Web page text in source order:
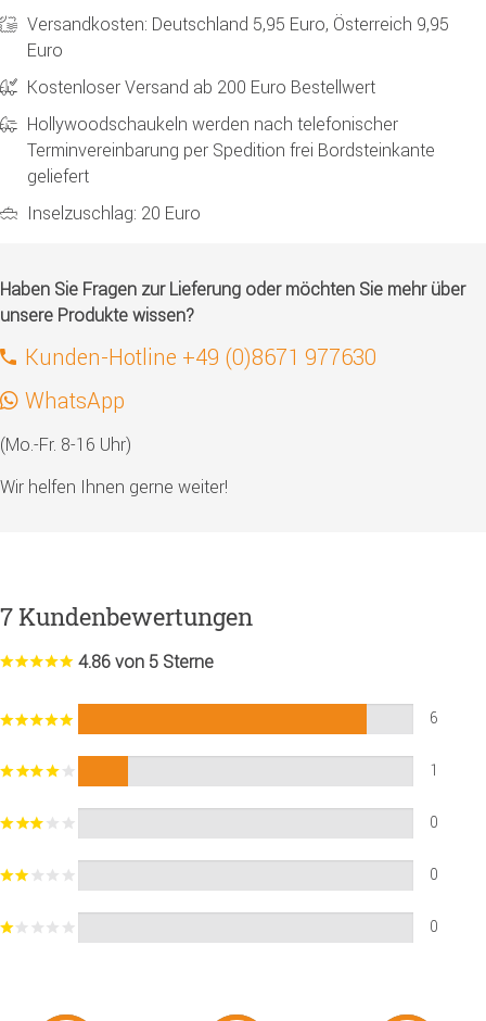
Versandkosten: Deutschland 5,95 Euro, Österreich 9,95
Euro
Kostenloser Versand ab 200 Euro Bestellwert
Hollywoodschaukeln werden nach telefonischer
Terminvereinbarung per Spedition frei Bordsteinkante
geliefert
Inselzuschlag: 20 Euro
Haben Sie Fragen zur Lieferung oder möchten Sie mehr über
unsere Produkte wissen?
Kunden-Hotline +49 (0)8671 977630
WhatsApp
(Mo.-Fr. 8-16 Uhr)
Wir helfen Ihnen gerne weiter!
7 Kundenbewertungen
4.86 von 5 Sterne
6
1
0
0
0